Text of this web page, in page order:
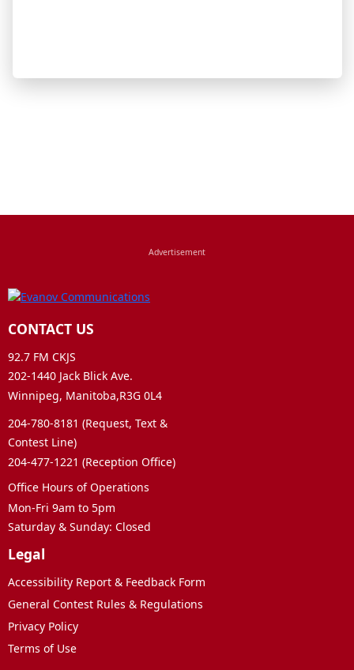
CONTACT US
92.7 FM CKJS
202-1440 Jack Blick Ave.
Winnipeg, Manitoba,R3G 0L4
204-780-8181 (Request, Text &
Contest Line)
204-477-1221 (Reception Office)
Office Hours of Operations
Mon-Fri 9am to 5pm
Saturday & Sunday: Closed
Legal
Accessibility Report & Feedback Form
General Contest Rules & Regulations
Privacy Policy
Terms of Use